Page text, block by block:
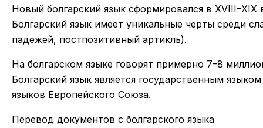
Новый болгарский язык сформировался в XVIII–XIX
Болгарский язык имеет уникальные черты среди
падежей, постпозитивный артикль).
На болгарском языке говорят примерно 7–8
Болгарский язык является государственным
языков Европейского Союза.
Перевод документов с болгарского языка